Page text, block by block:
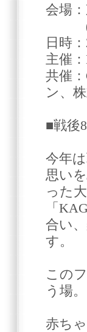
会場
(〒
日時
主催
共催
ン、
■戦後
今年
思い
った
「
合い
す。
この
う場。
赤ち